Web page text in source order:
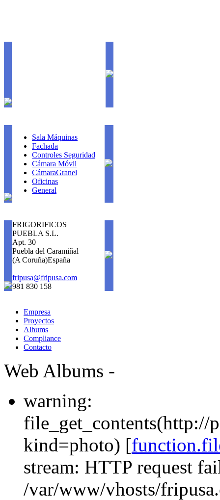
Sala Máquinas
Fachada
Controles Seguridad
Cámara Móvil
CámaraGranel
Oficinas
General
FRIGORIFICOS
PUEBLA S.L.
Apt. 30
Puebla del Caramiñal
(A Coruña)España
fripusa@fripusa.com
981 830 158
Empresa
Proyectos
Albums
Compliance
Contacto
Web Albums -
warning:
file_get_contents(http://
kind=photo) [
stream: HTTP request
/var/www/vhosts/